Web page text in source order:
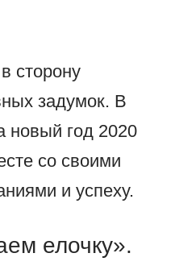
сторону
задумок. В
новый год 2020
со своими
и успеху.
елочку».